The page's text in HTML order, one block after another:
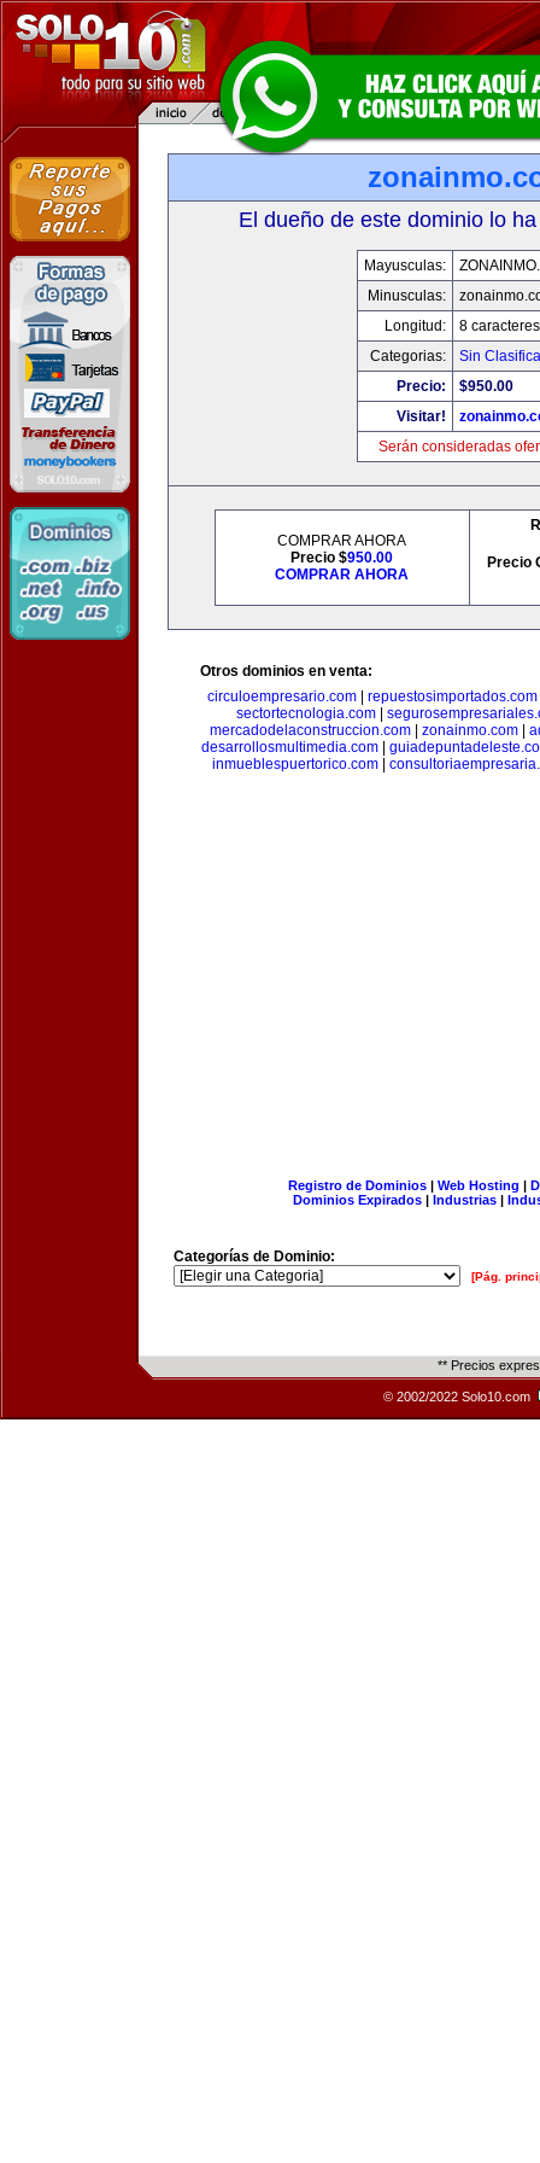
El dueño de este dominio lo
Mayusculas:
Minusculas:
Longitud:
8 caracteres
Categorias:
Sin
Precio:
$950.00
Visitar!
Serán consideradas
COMPRAR AHORA
Precio $950.00
COMPRAR AHORA
Precio
Otros dominios en venta:
circuloempresario.com| repuestosimportados.com
sectortecnologia.com
mercadodelaconstruccion.com
zonainmo.com
desarrollosmultimedia.com
inmueblespuertorico.com
Registro de Dominios| Web Hosting |
Dominios Expirados | Industrias |
Categorías de Dominio:
[Pág.
** Precios
© 2002/2022 Solo10.com